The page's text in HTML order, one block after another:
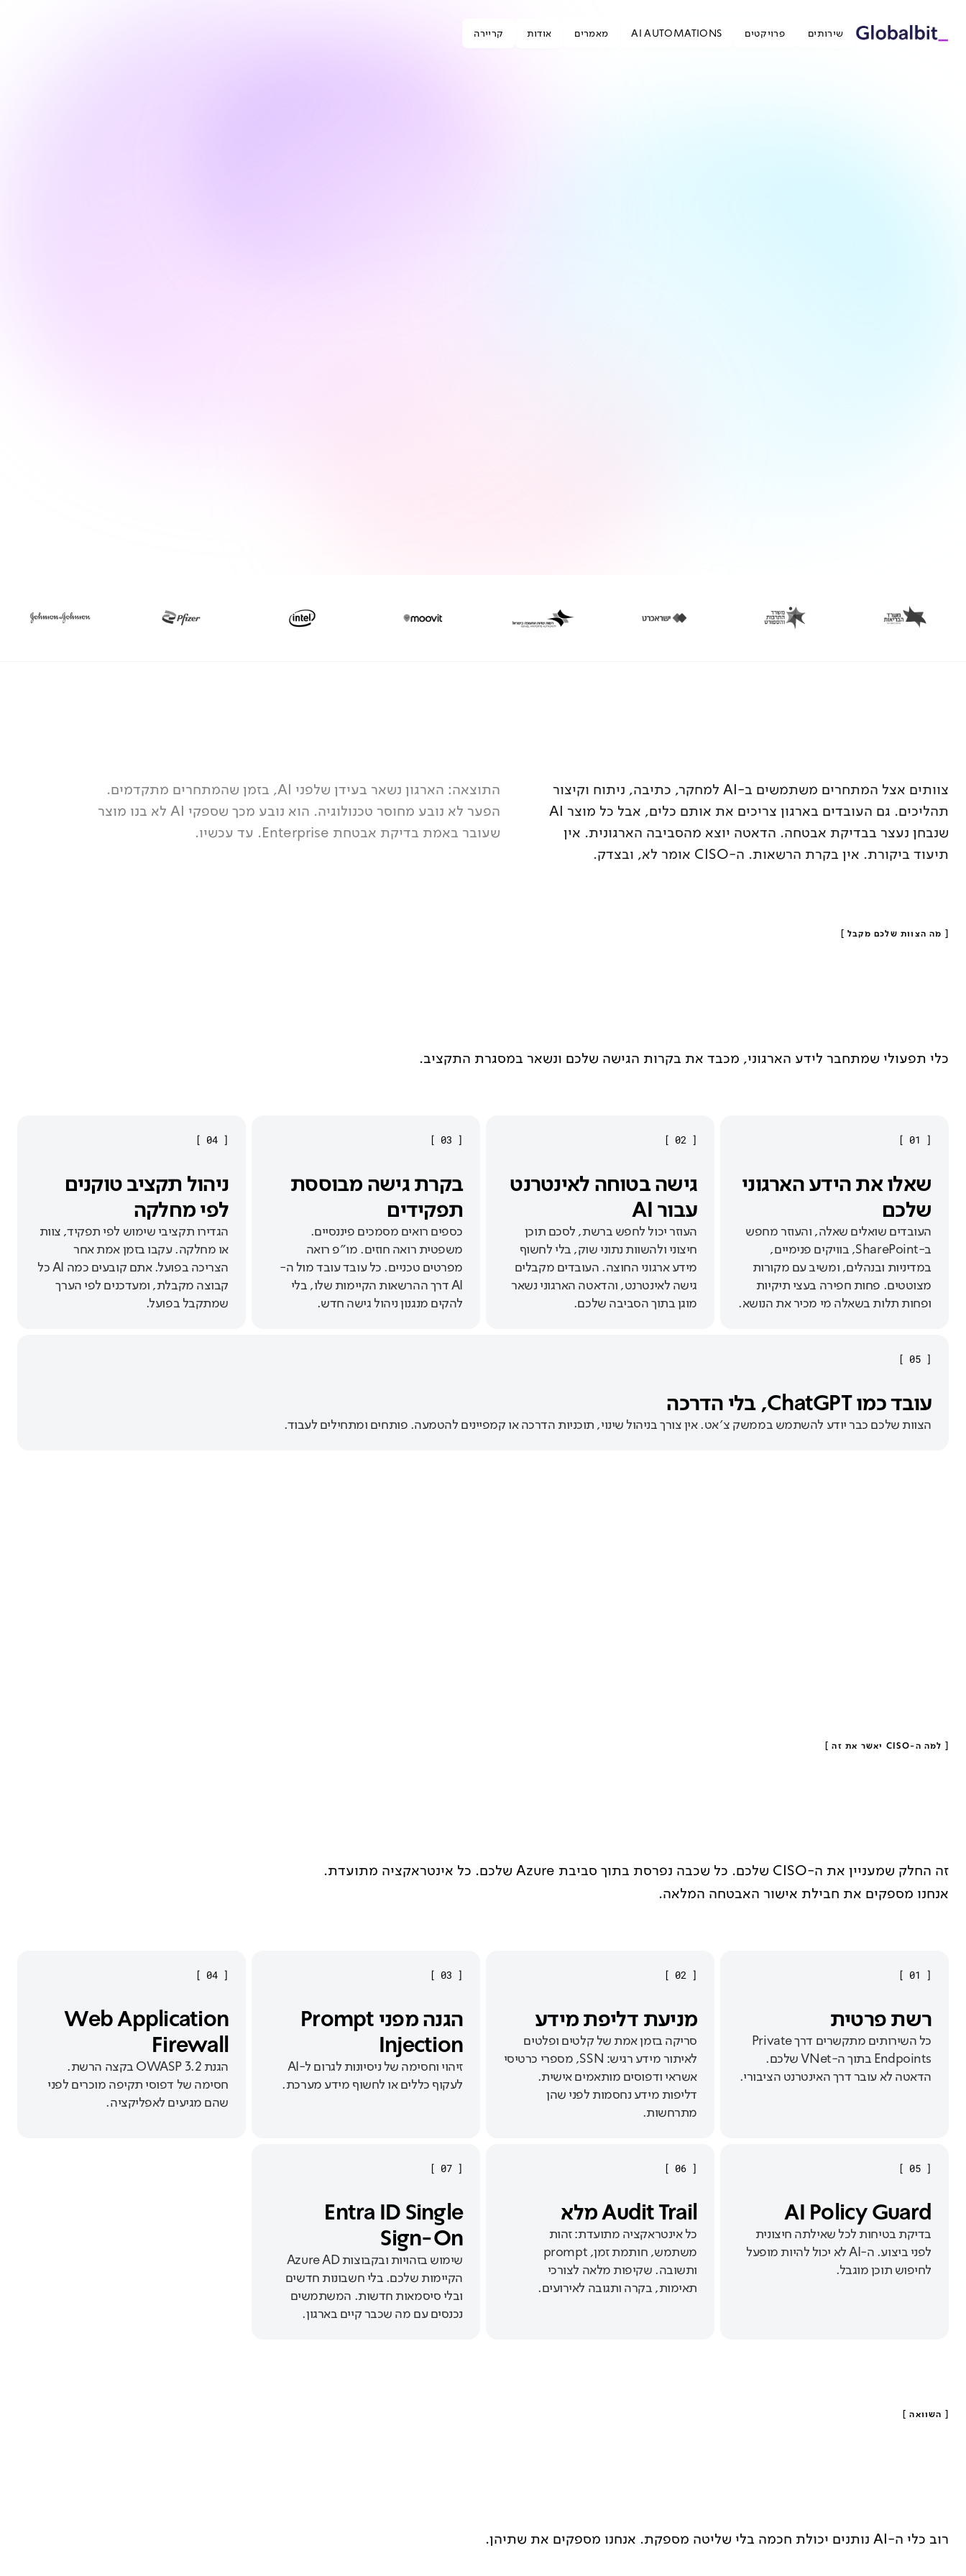
שירותים פרויקטים AI AUTOMATIONS מאמרים אודות קריירה
צוותים אצל המתחרים משתמשים ב-AI למחקר, כתיבה, ניתוח וקיצור
תהליכים. גם העובדים בארגון צריכים את אותם כלים, אבל כל מוצר AI
שנבחן נעצר בבדיקת אבטחה. הדאטה יוצא מהסביבה הארגונית. אין
תיעוד ביקורת. אין בקרת הרשאות. ה-CISO אומר לא, ובצדק.
התוצאה: הארגון נשאר בעידן שלפני AI, בזמן שהמתחרים מתקדמים.
הפער לא נובע מחוסר טכנולוגיה. הוא נובע מכך שספקי AI לא בנו מוצר
שעובר באמת בדיקת אבטחת Enterprise. עד עכשיו.
[ מה הצוות שלכם מקבל ]
כלי תפעולי שמתחבר לידע הארגוני, מכבד את בקרות הגישה שלכם ונשאר במסגרת התקציב.
[
01
]
שאלו את הידע הארגוני
שלכם
העובדים שואלים שאלה, והעוזר מחפש
ב-SharePoint, בוויקים פנימיים,
במדיניות ובנהלים, ומשיב עם מקורות
מצוטטים. פחות חפירה בעצי תיקיות
ופחות תלות בשאלה מי מכיר את הנושא.
[
02
]
גישה בטוחה לאינטרנט
עבור AI
העוזר יכול לחפש ברשת, לסכם תוכן
חיצוני ולהשוות נתוני שוק, בלי לחשוף
מידע ארגוני החוצה. העובדים מקבלים
גישה לאינטרנט, והדאטה הארגוני נשאר
מוגן בתוך הסביבה שלכם.
[
03
]
בקרת גישה מבוססת
תפקידים
כספים רואים מסמכים פיננסיים.
משפטית רואה חוזים. מו״פ רואה
מפרטים טכניים. כל עובד עובד מול ה-
AI דרך ההרשאות הקיימות שלו, בלי
להקים מנגנון ניהול גישה חדש.
[
04
]
ניהול תקציב טוקנים
לפי מחלקה
הגדירו תקציבי שימוש לפי תפקיד, צוות
או מחלקה. עקבו בזמן אמת אחר
הצריכה בפועל. אתם קובעים כמה AI כל
קבוצה מקבלת, ומעדכנים לפי הערך
שמתקבל בפועל.
[
05
]
עובד כמו ChatGPT, בלי הדרכה
הצוות שלכם כבר יודע להשתמש בממשק צ׳אט. אין צורך בניהול שינוי, תוכניות הדרכה או קמפיינים להטמעה. פותחים ומתחילים לעבוד.
[ למה ה-CISO יאשר את זה ]
זה החלק שמעניין את ה-CISO שלכם. כל שכבה נפרסת בתוך סביבת Azure שלכם. כל אינטראקציה מתועדת.
אנחנו מספקים את חבילת אישור האבטחה המלאה.
[
01
]
רשת פרטית
כל השירותים מתקשרים דרך Private
Endpoints בתוך ה-VNet שלכם.
הדאטה לא עובר דרך האינטרנט הציבורי.
[
02
]
מניעת דליפת מידע
סריקה בזמן אמת של קלטים ופלטים
לאיתור מידע רגיש: SSN, מספרי כרטיסי
אשראי ודפוסים מותאמים אישית.
דליפות מידע נחסמות לפני שהן
מתרחשות.
[
03
]
הגנה מפני Prompt
Injection
זיהוי וחסימה של ניסיונות לגרום ל-AI
לעקוף כללים או לחשוף מידע מערכת.
[
04
]
Web Application
Firewall
הגנת OWASP 3.2 בקצה הרשת.
חסימה של דפוסי תקיפה מוכרים לפני
שהם מגיעים לאפליקציה.
[
05
]
AI Policy Guard
בדיקת בטיחות לכל שאילתה חיצונית
לפני ביצוע. ה-AI לא יכול להיות מופעל
לחיפוש תוכן מוגבל.
[
06
]
Audit Trail מלא
כל אינטראקציה מתועדת: זהות
משתמש, חותמת זמן, prompt
ותשובה. שקיפות מלאה לצורכי
תאימות, בקרה ותגובה לאירועים.
[
07
]
Entra ID Single
Sign-On
שימוש בזהויות ובקבוצות Azure AD
הקיימות שלכם. בלי חשבונות חדשים
ובלי סיסמאות חדשות. המשתמשים
נכנסים עם מה שכבר קיים בארגון.
[ השוואה]
רוב כלי ה-AI נותנים יכולת חכמה בלי שליטה מספקת. אנחנו מספקים את שתיהן.